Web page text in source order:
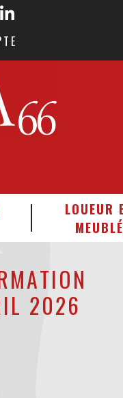
LOUEUR
MEUBLÉ
2026